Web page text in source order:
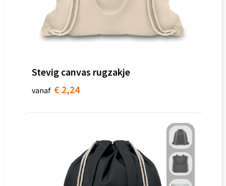
Stevig canvas rugzakje
vanaf € 2,24